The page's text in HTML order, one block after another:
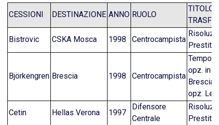
CESSIONI DESTINAZIONE ANNO RUOLO
TITOLO
Bistrovic CSKA Mosca 1998 Centrocampista
Prestito
Björkengren Brescia 1998 Centrocampista
opz. in
Brescia
opz.
Cetin Hellas Verona 1997
Difensore
Centrale
Prestito